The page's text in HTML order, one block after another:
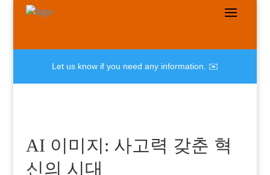
Let us know if you need any information. ✉️
AI 이미지: 사고력 갖춘 혁
신의 시대